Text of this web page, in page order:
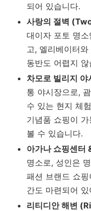
되어 있습니다.
사랑의 절벽
대이자 포토 명
고, 엘리베이터
동반도 어렵지 않
차모로 빌리지 야
통 야시장으로,
수 있는 현지 체
기념품 쇼핑이
볼 수 있습니다.
아가나 쇼핑센터
명소로, 성인은
패션 브랜드 쇼
간도 마련되어
리티디안 해변